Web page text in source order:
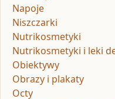
Napoje
Niszczarki
Nutrikosmetyki
Nutrikosmetyki i leki
Obiektywy
Obrazy i plakaty
Octy